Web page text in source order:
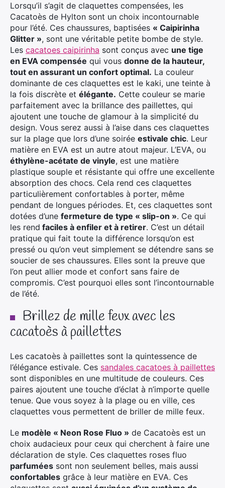
Lorsqu’il s’agit de claquettes compensées, les
Cacatoès de Hylton sont un choix incontournable
pour l’été. Ces chaussures, baptisées « Caipirinha
Glitter », sont une véritable petite bombe de style.
Les cacatoes caipirinha sont conçus avec une tige
en EVA compensée qui vous donne de la hauteur,
tout en assurant un confort optimal. La couleur
dominante de ces claquettes est le kaki, une teinte à
la fois discrète et élégante. Cette couleur se marie
parfaitement avec la brillance des paillettes, qui
ajoutent une touche de glamour à la simplicité du
design. Vous serez aussi à l’aise dans ces claquettes
sur la plage que lors d’une soirée estivale chic. Leur
matière en EVA est un autre atout majeur. L’EVA, ou
éthylène-acétate de vinyle, est une matière
plastique souple et résistante qui offre une excellente
absorption des chocs. Cela rend ces claquettes
particulièrement confortables à porter, même
pendant de longues périodes. Et, ces claquettes sont
dotées d’une fermeture de type « slip-on ». Ce qui
les rend faciles à enfiler et à retirer. C’est un détail
pratique qui fait toute la différence lorsqu’on est
pressé ou qu’on veut simplement se détendre sans se
soucier de ses chaussures. Elles sont la preuve que
l’on peut allier mode et confort sans faire de
compromis. C’est pourquoi elles sont l’incontournable
de l’été.
Brillez de mille feux avec les
cacatoès à paillettes
Les cacatoès à paillettes sont la quintessence de
l’élégance estivale. Ces sandales cacatoes à paillettes
sont disponibles en une multitude de couleurs. Ces
paires ajoutent une touche d’éclat à n’importe quelle
tenue. Que vous soyez à la plage ou en ville, ces
claquettes vous permettent de briller de mille feux.
Le modèle « Neon Rose Fluo » de Cacatoès est un
choix audacieux pour ceux qui cherchent à faire une
déclaration de style. Ces claquettes roses fluo
parfumées sont non seulement belles, mais aussi
confortables grâce à leur matière en EVA. Ces